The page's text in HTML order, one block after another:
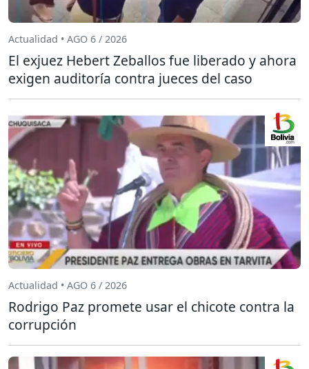
Actualidad • AGO 6 / 2026
El exjuez Hebert Zeballos fue liberado y ahora
exigen auditoría contra jueces del caso
Actualidad • AGO 6 / 2026
Rodrigo Paz promete usar el chicote contra la
corrupción